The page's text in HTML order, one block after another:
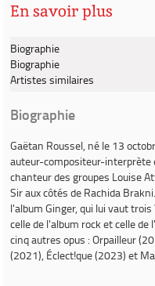
En savoir plus
Biographie
Biographie
Artistes similaires
Biographie
Gaëtan Roussel, né le 13
auteur-compositeur-interprète
chanteur des groupes Louise
Sir aux côtés de Rachida
l'album Ginger, qui lui vaut trois
celle de l'album rock et celle
cinq autres opus : Orpailleur
(2021), Éclect!que(2023) et